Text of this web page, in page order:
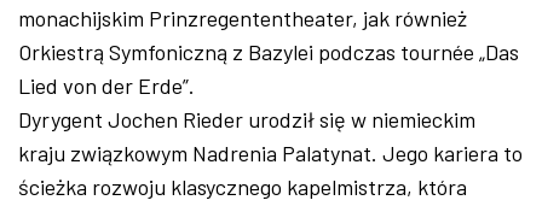
monachijskim Prinzregententheater, jak również
Orkiestrą Symfoniczną z Bazylei podczas tournée „Das
Lied von der Erde”.
Dyrygent Jochen Rieder urodził się w niemieckim
kraju związkowym Nadrenia Palatynat. Jego kariera to
ścieżka rozwoju klasycznego kapelmistrza, która